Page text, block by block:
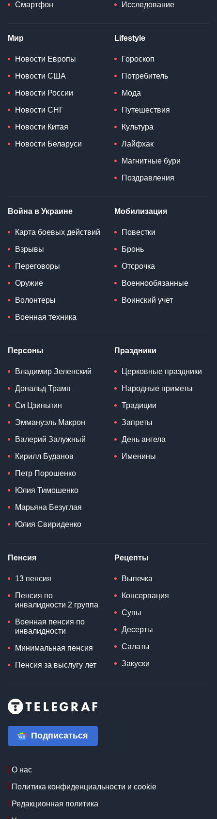
Смартфон Исследование
Мир
Новости Европы
Новости США
Новости России
Новости СНГ
Новости Китая
Новости Беларуси
Lifestyle
Гороскоп
Потребитель
Мода
Путешествия
Культура
Лайфхак
Магнитные бури
Поздравления
Война в Украине
Карта боевых действий
Взрывы
Переговоры
Оружие
Волонтеры
Военная техника
Мобилизация
Повестки
Бронь
Отсрочка
Военнообязанные
Воинский учет
Персоны
Владимир Зеленский
Дональд Трамп
Си Цзиньпин
Эммануэль Макрон
Валерий Залужный
Кирилл Буданов
Петр Порошенко
Юлия Тимошенко
Марьяна Безуглая
Юлия Свириденко
Праздники
Церковные праздники
Народные приметы
Традиции
Запреты
День ангела
Именины
Пенсия
13 пенсия
Пенсия по
инвалидности 2 группа
Военная пенсия по
инвалидности
Минимальная пенсия
Пенсия за выслугу лет
Рецепты
Выпечка
Консервация
Супы
Десерты
Салаты
Закуски
Подписаться
О нас
Политика конфиденциальности и cookie
Редакционная политика